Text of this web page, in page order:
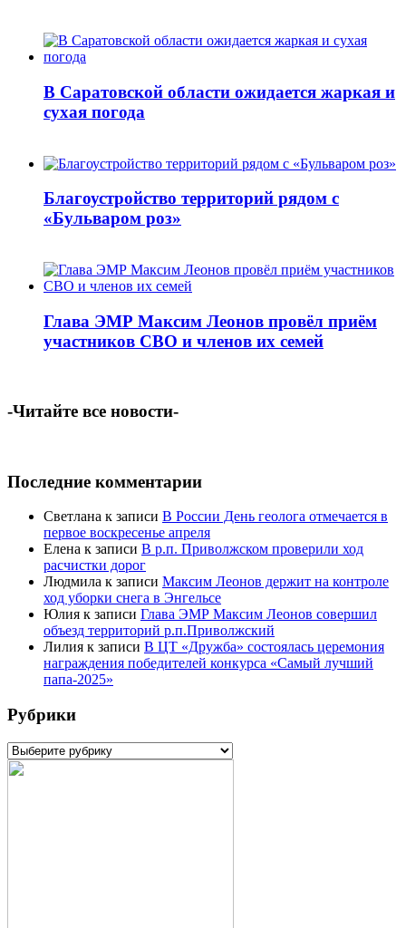
В Саратовской области ожидается жаркая и
сухая погода
Благоустройство территорий рядом с
«Бульваром роз»
Глава ЭМР Максим Леонов провёл приём
участников СВО и членов их семей
-Читайте все новости-
Последние комментарии
Светлана к записи В России День геолога отмечается в
первое воскресенье апреля
Елена к записи В р.п. Приволжском проверили ход
расчистки дорог
Людмила к записи Максим Леонов держит на контроле
ход уборки снега в Энгельсе
Юлия к записи Глава ЭМР Максим Леонов совершил
объезд территорий р.п.Приволжский
Лилия к записи В ЦТ «Дружба» состоялась церемония
награждения победителей конкурса «Самый лучший
папа-2025»
Рубрики
Рубрики